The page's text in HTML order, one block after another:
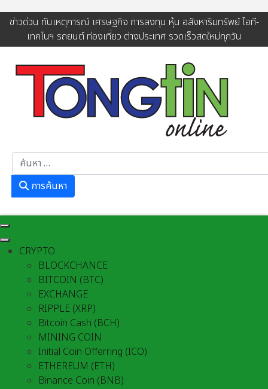
ข่าวด่วน ทันเหตุการณ์ เศรษฐกิจ การลงทุน หุ้น อสังหาริมทรัพย์ ไอที-
เทคโนฯ รถยนต์ ท่องเที่ยว ต่างประเทศ รวดเร็วสดใหม่ทุกวัน
การค้นหา
CRYPTO
BLOCKCHANCE
BITCOIN (BTC)
EXCHANGE
RIPPLE (XRP)
Bitcoin Cash (BCH)
MINING COIN
Initial Coin Offerring (ICO)
ETHEREUM (ETH)
Binance Coin (BNB)